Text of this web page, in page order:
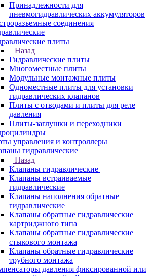
Принадлежности для
пневмогидравлических аккумуляторов
соединения
плиты
Назад
Гидравлические плиты
Многоместные плиты
Модульные монтажные плиты
Одноместные плиты для установки
гидравлических клапанов
Плиты с отводами и плиты для реле
давления
Плиты-заглушки и переходники
управления и контроллеры
гидравлические
Назад
Клапаны гидравлические
Клапаны встраиваемые
гидравлические
Клапаны наполнения обратные
гидравлические
Клапаны обратные гидравлические
картриджного типа
Клапаны обратные гидравлические
стыкового монтажа
Клапаны обратные гидравлические
трубного монтажа
давления фиксированной или